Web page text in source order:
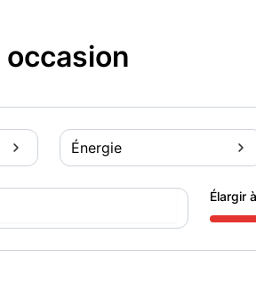
Énergie
Élargir